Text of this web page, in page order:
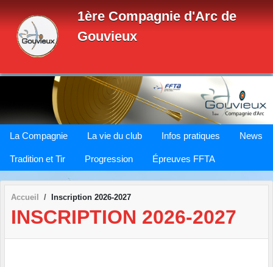
1ère Compagnie d'Arc de
Gouvieux
La Compagnie La vie du club Infos pratiques News
Tradition et Tir Progression Épreuves FFTA
Accueil Inscription 2026-2027
INSCRIPTION 2026-2027